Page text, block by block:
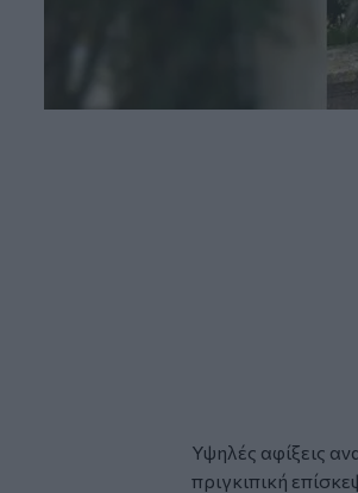
Υψηλές αφίξεις
πριγκιπική